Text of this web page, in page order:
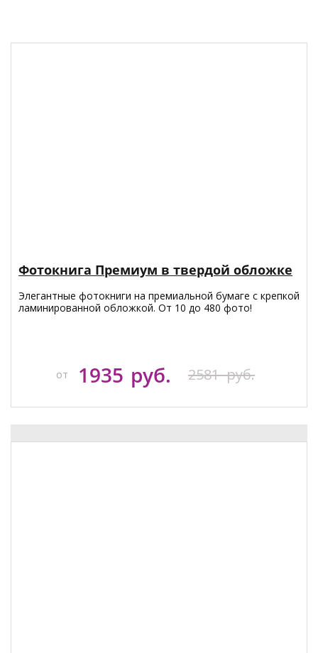
Фотокнига Премиум в твердой обложке
Элегантные фотокниги на премиальной бумаге с крепкой
ламинированной обложкой. От 10 до 480 фото!
от 1935 руб. 2581 руб.